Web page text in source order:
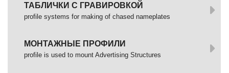
ТАБЛИЧКИ С ГРАВИРОВКОЙ
profile systems for making of chased nameplates
МОНТАЖНЫЕ ПРОФИЛИ
profile is used to mount Advertising Structures